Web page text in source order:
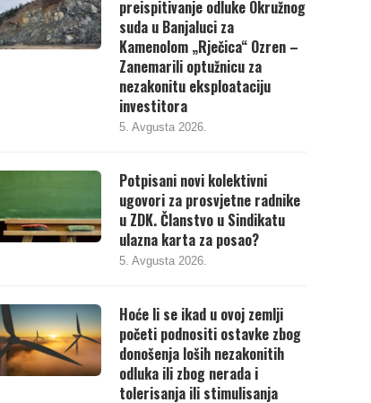
preispitivanje odluke Okružnog
suda u Banjaluci za
Kamenolom „Rječica“ Ozren –
Zanemarili optužnicu za
nezakonitu eksploataciju
investitora
5. Avgusta 2026.
Potpisani novi kolektivni
ugovori za prosvjetne radnike
u ZDK. Članstvo u Sindikatu
ulazna karta za posao?
5. Avgusta 2026.
Hoće li se ikad u ovoj zemlji
početi podnositi ostavke zbog
donošenja loših nezakonitih
odluka ili zbog nerada i
tolerisanja ili stimulisanja